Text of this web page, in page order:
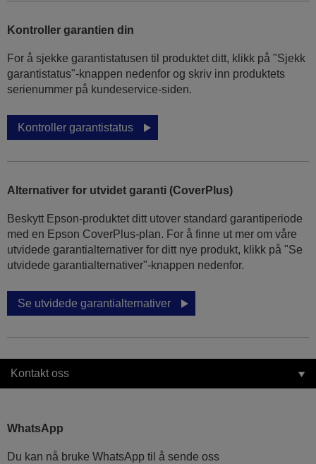
Kontroller garantien din
For å sjekke garantistatusen til produktet ditt, klikk på "Sjekk
garantistatus"-knappen nedenfor og skriv inn produktets
serienummer på kundeservice-siden.
Kontroller garantistatus
Alternativer for utvidet garanti (CoverPlus)
Beskytt Epson-produktet ditt utover standard garantiperiode
med en Epson CoverPlus-plan. For å finne ut mer om våre
utvidede garantialternativer for ditt nye produkt, klikk på "Se
utvidede garantialternativer"-knappen nedenfor.
Se utvidede garantialternativer
Kontakt oss
WhatsApp
Du kan nå bruke WhatsApp til å sende oss